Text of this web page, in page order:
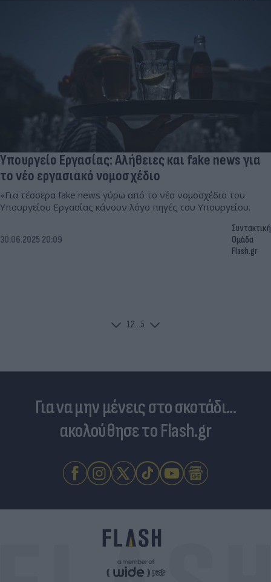
Υπουργείο Εργασίας: Αλήθειες και fake news για
το νέο εργασιακό νομοσχέδιο
«Για τέσσερα fake news γύρω από το νέο νομοσχέδιο του
Υπουργείου Εργασίας κάνουν λόγο πηγές του Υπουργείου.
30.06.2025 20:09
Συντακτική
Ομάδα
Flash.gr
12...5
Για να μην μένεις στο σκοτάδι...
ακολούθησε το Flash.gr